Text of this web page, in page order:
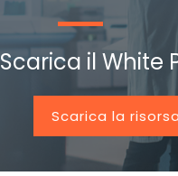
Scarica il White
Scarica la risorsa